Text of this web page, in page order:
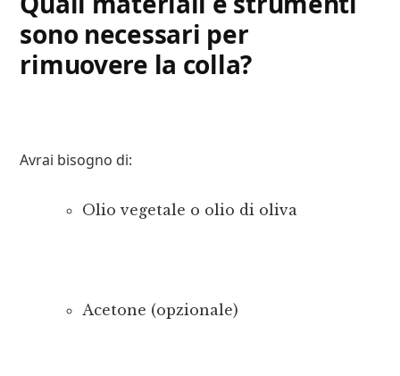
sono necessari per
rimuovere la colla?
Avrai bisogno di:
Olio vegetale o olio di oliva
Acetone (opzionale)